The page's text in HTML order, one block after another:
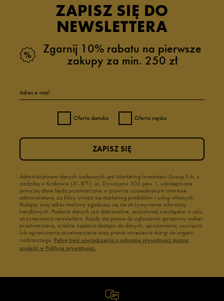
ZAPISZ SIĘ DO
NEWSLETTERA
Zgarnij 10% rabatu na pierwsze
zakupy za min. 250 zł
Adres e-mail
Oferta damska Oferta męska
Administratorem danych osobowych jest Marketing Investment Group S.A. z
siedzibą w Krakowie (31-871), os. Dywizjonu 303 paw. 1, udostępnione
powyżej dane będą przetwarzane w prawnie uzasadnionym interesie
administratora, za który uważa się marketing produktów i usług własnych.
Podając swój adres mailowy zgadzasz się na otrzymywanie informacji
handlowych. Podanie danych jest dobrowolne, aczkolwiek niezbędne w celu
otrzymywania newslettera. Każdy ma prawo do zgłoszenia sprzeciwu wobec
przetwarzania, a także żądania dostępu do danych, sprostowania, usunięcia
lub ograniczenia przetwarzania oraz prawo wniesienia skargi do organu
nadzorczego. Pełną treść oświadczenia o ochronie prywatności można
znaleźć w Polityce prywatności.
ZAPISZ SIĘ